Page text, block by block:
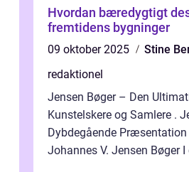
Hvordan bæredygtigt
fremtidens bygninger
09 oktober 2025
Stine
redaktionel
Jensen Bøger – Den
Kunstelskere og Samlere .
Dybdegående
Johannes V. Jensen Bøger